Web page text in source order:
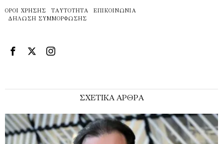
ΌΡΟΙ ΧΡΉΣΗΣ ΤΑΥΤΌΤΗΤΑ
ΕΠΙΚΟΙΝΩΝΊΑ
ΔΉΛΩΣΗ ΣΥΜΜΌΡΦΩΣΗΣ
ΣΧΕΤΙΚΑ ΑΡΘΡΑ